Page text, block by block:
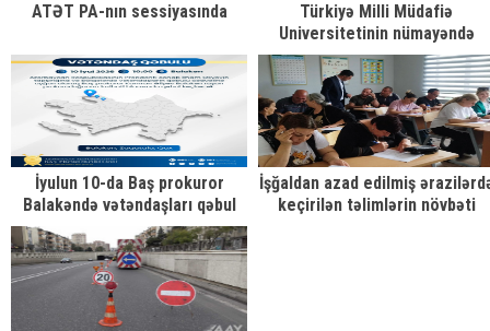
ATƏT PA-nın sessiyasında
Türkiyə Milli Müdafiə
Universitetinin nümayəndə
heyəti ilə hərbi təhsil
əməkdaşlığın inkişaf
perspektivləri müzakirə olunub
İyulun 10-da Baş prokuror
Balakəndə vətəndaşları qəbul
edəcək
İşğaldan azad edilmiş
keçirilən təlimlərin növbəti